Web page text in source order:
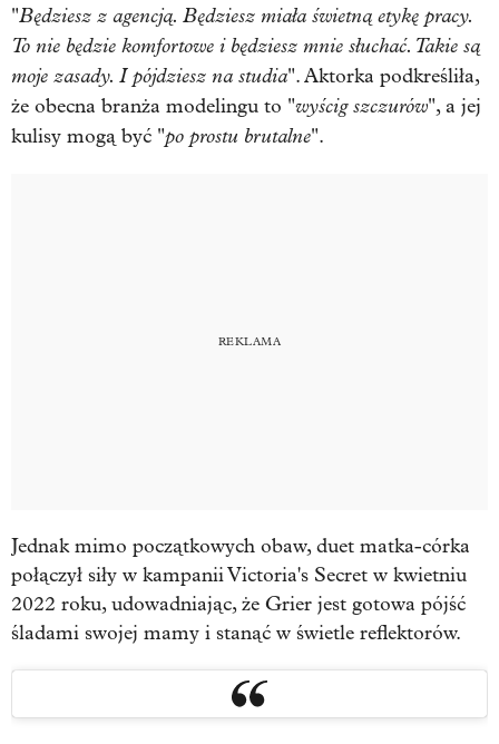
"Będziesz z agencją. Będziesz miała świetną etykę pracy.
To nie będzie komfortowe i będziesz mnie słuchać. Takie są
moje zasady. I pójdziesz na studia". Aktorka podkreśliła,
że obecna branża modelingu to "wyścig szczurów", a jej
kulisy mogą być "po prostu brutalne".
Jednak mimo początkowych obaw, duet matka-córka
połączył siły w kampanii Victoria's Secret w kwietniu
2022 roku, udowadniając, że Grier jest gotowa pójść
śladami swojej mamy i stanąć w świetle reflektorów.